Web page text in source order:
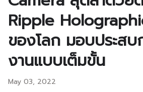
Ripple
ของโลก มอบประสบ
งานแบบเต็มขั้น
May 03, 2022